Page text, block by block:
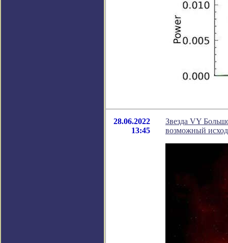
28.06.2022
13:45
Звезда VY
возможный исход